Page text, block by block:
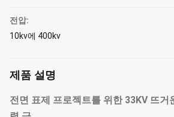
전압:
10kv에 400kv
제품 설명
전면 표제 프로젝트를 위한 33KV 뜨거